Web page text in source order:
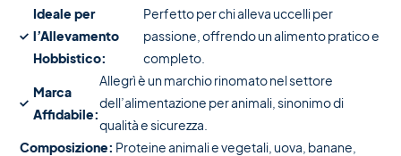
Ideale per
l’Allevamento
Hobbistico:
Perfetto per chi alleva uccelli per
passione, offrendo un alimento pratico e
completo.
Marca
Affidabile:
Allegrì è un marchio rinomato nel settore
dell’alimentazione per animali, sinonimo di
qualità e sicurezza.
Composizione: Proteine animali e vegetali, uova, banane,